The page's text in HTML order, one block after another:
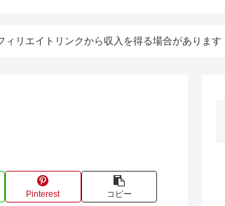
ィリエイトリンクから収入を得る場合があります
Pinterest コピー